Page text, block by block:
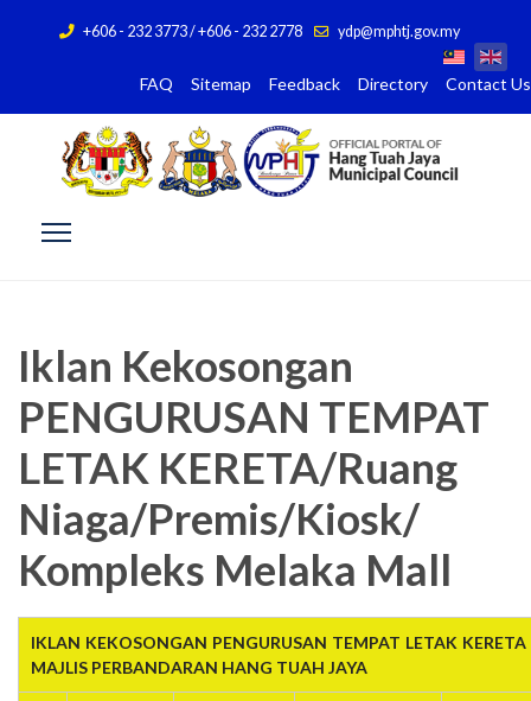
+606 - 232 3773 / +606 - 232 2778 ydp@mphtj.gov.my
FAQ Sitemap Feedback Directory Contact Us
Iklan Kekosongan
PENGURUSAN TEMPAT
LETAK KERETA/Ruang
Niaga/Premis/Kiosk/
Kompleks Melaka Mall
IKLAN KEKOSONGAN PENGURUSAN TEMPAT LETAK
MAJLIS PERBANDARAN HANG TUAH JAYA